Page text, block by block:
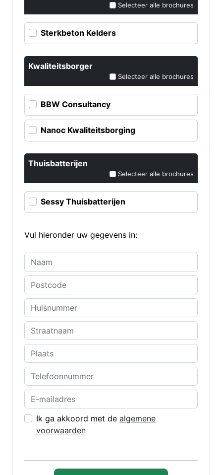
Selecteer alle brochures
Sterkbeton Kelders
Kwaliteitsborger
Selecteer alle brochures
BBW Consultancy
Nanoc Kwaliteitsborging
Thuisbatterijen
Selecteer alle brochures
Sessy Thuisbatterijen
Vul hieronder uw gegevens in:
Ik ga akkoord met de algemene
voorwaarden